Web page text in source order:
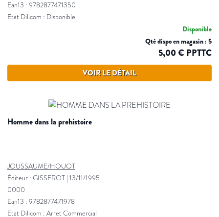
Ean13 : 9782877471350
Etat Dilicom : Disponible
Disponible
Qté dispo en magasin : 5
5,00 € PPTTC
VOIR LE DÉTAIL
homme dans la prehistoire
JOUSSAUME/HOUOT
Éditeur : GISSEROT | 13/11/1995
0000
Ean13 : 9782877471978
Etat Dilicom : Arret Commercial